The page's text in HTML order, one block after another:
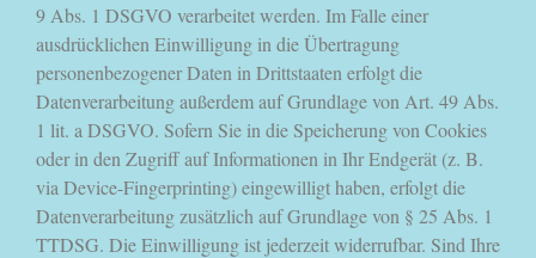
9 Abs. 1 DSGVO verarbeitet werden. Im Falle einer
ausdrücklichen Einwilligung in die Übertragung
personenbezogener Daten in Drittstaaten erfolgt die
Datenverarbeitung außerdem auf Grundlage von Art. 49 Abs.
1 lit. a DSGVO. Sofern Sie in die Speicherung von Cookies
oder in den Zugriff auf Informationen in Ihr Endgerät (z. B.
via Device-Fingerprinting) eingewilligt haben, erfolgt die
Datenverarbeitung zusätzlich auf Grundlage von § 25 Abs. 1
TTDSG. Die Einwilligung ist jederzeit widerrufbar. Sind Ihre